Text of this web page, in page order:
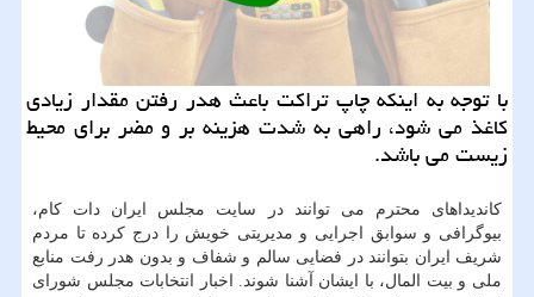
با توجه به اینكه چاپ تراكت باعث هدر رفتن مقدار زیادی
كاغذ می شود، راهی به شدت هزینه بر و مضر برای محیط
زیست می باشد.
كاندیداهای محترم می توانند در سایت مجلس ایران دات كام،
بیوگرافی و سوابق اجرایی و مدیریتی خویش را درج كرده تا مردم
شریف ایران بتوانند در فضایی سالم و شفاف و بدون هدر رفت منابع
ملی و بیت المال، با ایشان آشنا شوند. اخبار انتخابات مجلس شورای